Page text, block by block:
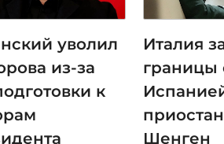
уволил
из-за
к
Италия
границы
Шенген